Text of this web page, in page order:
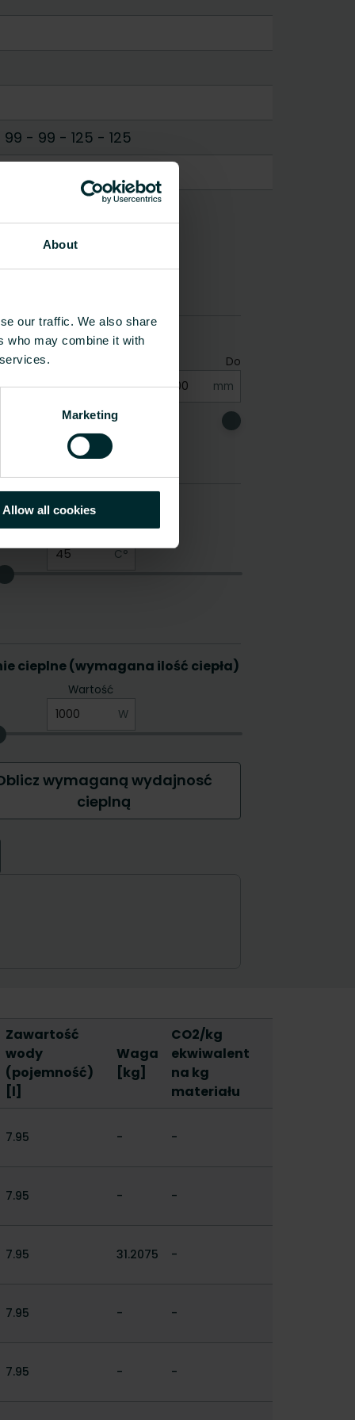
About
our traffic. We also share
who may combine it with
Marketing
Allow all cookies
99 - 99 - 125 - 125
Zawartość
wody
(pojemność)
[l]
Waga
[kg]
CO2/kg
ekwiwalent
na kg
materiału
7.95 - -
7.95 - -
7.95 31.2075 -
7.95 - -
7.95 - -